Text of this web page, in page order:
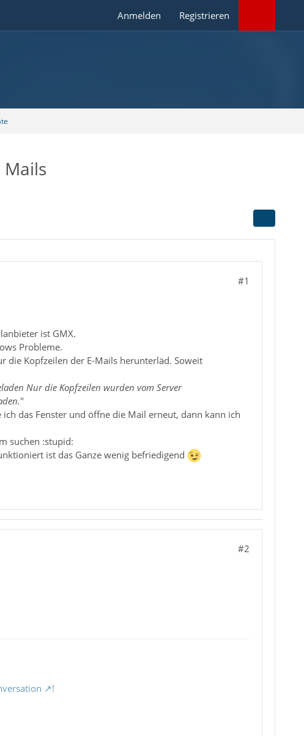
Anmelden Registrieren
#1
ist GMX.
Probleme.
die Kopfzeilen der E-Mails herunterläd. Soweit
Nur die Kopfzeilen wurden vom Server
"
das Fenster und öffne die Mail erneut, dann kann ich
suchen :stupid:
ist das Ganze wenig befriedigend
#2
!